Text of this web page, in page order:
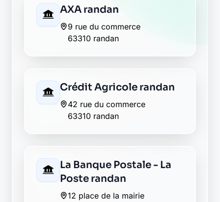
AXA randan
9 rue du commerce
63310 randan
Crédit Agricole randan
42 rue du commerce
63310 randan
La Banque Postale - La
Poste randan
12 place de la mairie